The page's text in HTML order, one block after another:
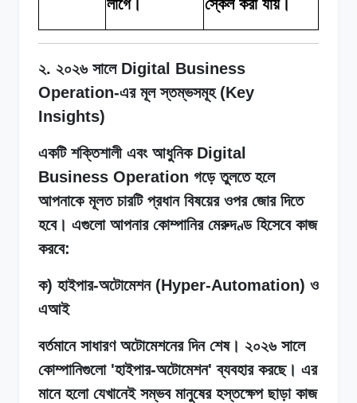
লাগে।
স্কেল করা যায়।
২. ২০২৬ সালে Digital Business
Operation-এর মূল স্তম্ভসমূহ (Key
Insights)
একটি শক্তিশালী এবং আধুনিক Digital
Business Operation গড়ে তুলতে হলে
আপনাকে মূলত চারটি প্রধান বিষয়ের ওপর জোর দিতে
হবে। এগুলো আপনার কোম্পানির মেরুদণ্ড হিসেবে কাজ
করবে:
ক) হাইপার-অটোমেশন (Hyper-Automation) ও
এআই
বর্তমানে সাধারণ অটোমেশনের দিন শেষ। ২০২৬ সালে
কোম্পানিগুলো 'হাইপার-অটোমেশন' ব্যবহার করছে। এর
মানে হলো যেখানেই সম্ভব মানুষের হস্তক্ষেপ ছাড়া কাজ